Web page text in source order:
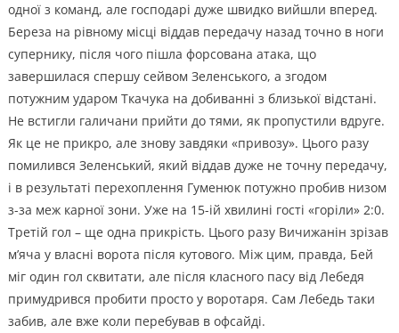
одної з команд, але господарі дуже швидко вийшли вперед.
Береза на рівному місці віддав передачу назад точно в ноги
супернику, після чого пішла форсована атака, що
завершилася спершу сейвом Зеленського, а згодом
потужним ударом Ткачука на добиванні з близької відстані.
Не встигли галичани прийти до тями, як пропустили вдруге.
Як це не прикро, але знову завдяки «привозу». Цього разу
помилився Зеленський, який віддав дуже не точну передачу,
і в результаті перехоплення Гуменюк потужно пробив низом
з-за меж карної зони. Уже на 15-ій хвилині гості «горіли» 2:0.
Третій гол – ще одна прикрість. Цього разу Вичижанін зрізав
м’яча у власні ворота після кутового. Між цим, правда, Бей
міг один гол сквитати, але після класного пасу від Лебедя
примудрився пробити просто у воротаря. Сам Лебедь таки
забив, але вже коли перебував в офсайді.